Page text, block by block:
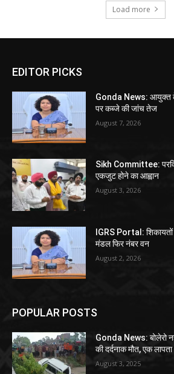
Load more
EDITOR PICKS
Gonda News: आयुक्त
पर कब्जे की जांच तेज
August 7, 2026
Sikh Committee:
एकजुट होने का आह्वान
August 3, 2026
IGRS Portal: शिकायतों
मंडल फिर नंबर वन
August 2, 2026
POPULAR POSTS
Gonda News: बोलेरो
की दर्दनाक मौत, एक लापता
August 3, 2025